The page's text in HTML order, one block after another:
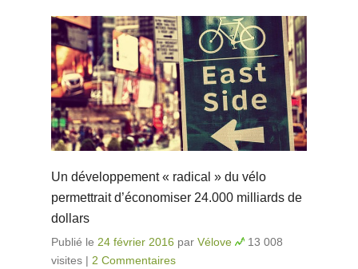
Un développement « radical » du vélo
permettrait d’économiser 24.000 milliards de
dollars
Publié le 24 février 2016 par Vélove
13 008
visites | 2 Commentaires